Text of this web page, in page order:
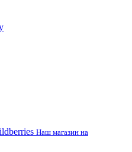
Наш магазин на